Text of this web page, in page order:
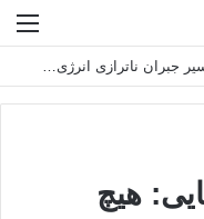
توسعه فعالیت‌ های حفاری، بخشی از مسیر جبران ناترازی انرژی است
هیچ